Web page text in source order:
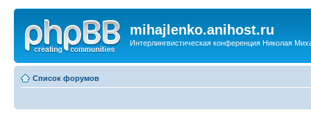
mihajlenko.anihost.ru
Интерлингвистическая конференция Николая
Список форумов